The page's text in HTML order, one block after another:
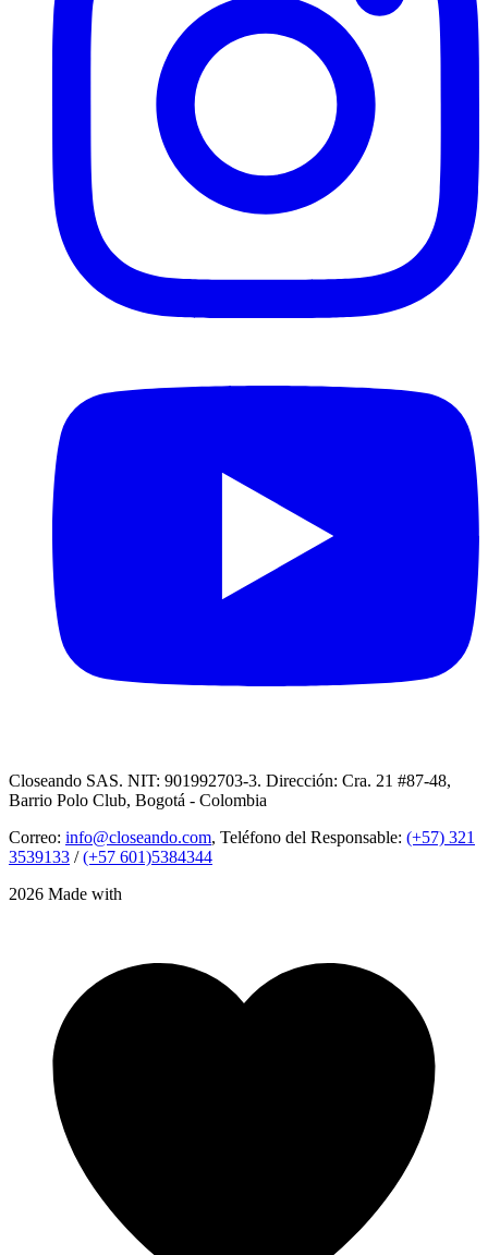
Closeando SAS. NIT: 901992703-3. Dirección: Cra. 21 #87-48,
Barrio Polo Club, Bogotá - Colombia
Correo: info@closeando.com, Teléfono del Responsable: (+57) 321
3539133 /(+57 601)5384344
2026 Made with